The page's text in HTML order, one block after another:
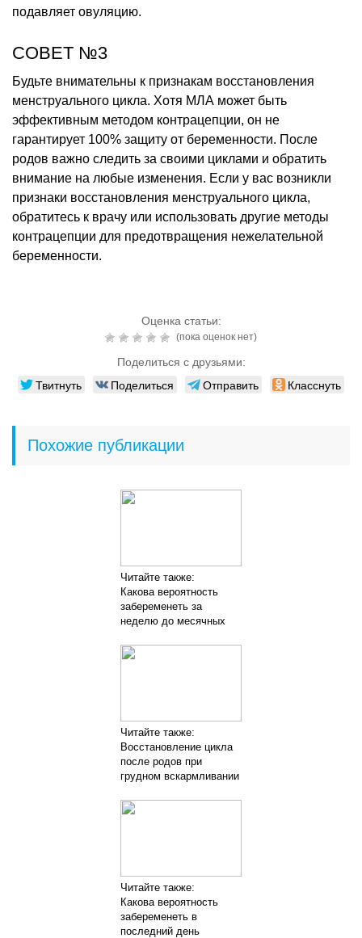
подавляет овуляцию.
СОВЕТ №3
Будьте внимательны к признакам восстановления
менструального цикла. Хотя МЛА может быть
эффективным методом контрацепции, он не
гарантирует 100% защиту от беременности. После
родов важно следить за своими циклами и обратить
внимание на любые изменения. Если у вас возникли
признаки восстановления менструального цикла,
обратитесь к врачу или использовать другие методы
контрацепции для предотвращения нежелательной
беременности.
Оценка статьи:
(пока оценок нет)
Поделиться с друзьями:
Твитнуть Поделиться Отправить Класснуть
Похожие публикации
Читайте также:
Какова вероятность
забеременеть за
неделю до месячных
Читайте также:
Восстановление цикла
после родов при
грудном вскармливании
Читайте также:
Какова вероятность
забеременеть в
последний день